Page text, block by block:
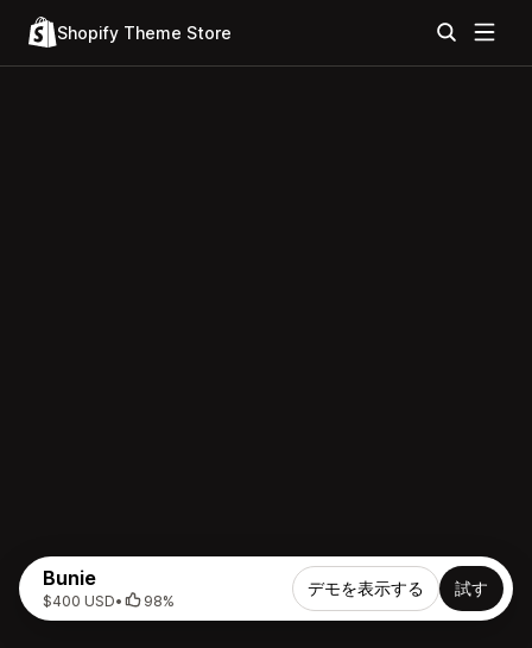
Shopify Theme Store
Bunie
$400 USD• 98%
デモを表示する 試す